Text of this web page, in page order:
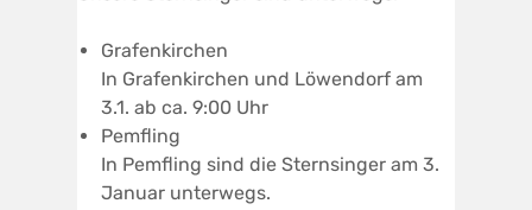
Grafenkirchen
In Grafenkirchen und Löwendorf am
3.1. ab ca. 9:00 Uhr
Pemfling
In Pemfling sind die Sternsinger am 3.
Januar unterwegs.